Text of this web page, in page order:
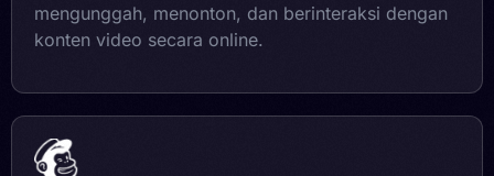
mengunggah, menonton, dan berinteraksi dengan
konten video secara online.